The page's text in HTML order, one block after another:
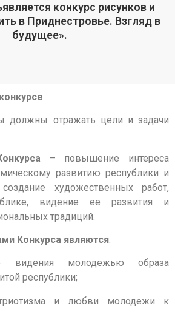
конкурс рисунков и
в Приднестровье. Взгляд в
будущее».
должны отражать цели и задачи
– повышение интереса
развитию республики и
художественных работ,
видение ее развития и
традиций.
Конкурса являются:
видения молодежью образа
республики;
и любви молодежи к